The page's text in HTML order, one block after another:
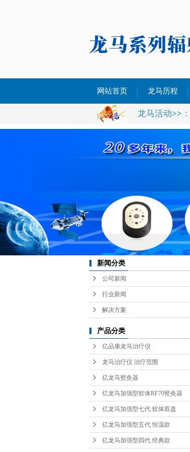
网站首页 龙马历程
外文说明 龙马活动>> ：
新闻分类
公司新闻
行业新闻
解决方案
产品分类
亿品康龙马治疗仪
龙马治疗仪 治疗范围
亿龙马熨灸器
亿龙马加强型软体RF70熨灸器
亿龙马加强型七代 软体双盘
亿龙马加强型五代 恒温款
亿龙马加强型四代 经典款